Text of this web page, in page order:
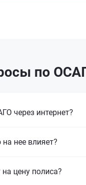
по
через интернет?
нее влияет?
цену полиса?